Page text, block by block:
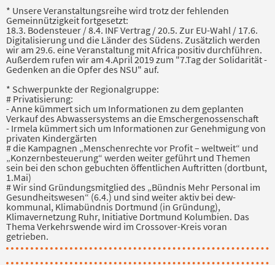
* Unsere Veranstaltungsreihe wird trotz der fehlenden
Gemeinnützigkeit fortgesetzt:
18.3. Bodensteuer / 8.4. INF Vertrag / 20.5. Zur EU-Wahl / 17.6.
Digitalisierung und die Länder des Südens. Zusätzlich werden
wir am 29.6. eine Veranstaltung mit Africa positiv durchführen.
Außerdem rufen wir am 4.April 2019 zum "7.Tag der Solidarität -
Gedenken an die Opfer des NSU" auf.
* Schwerpunkte der Regionalgruppe:
# Privatisierung:
- Anne kümmert sich um Informationen zu dem geplanten
Verkauf des Abwassersystems an die Emschergenossenschaft
- Irmela kümmert sich um Informationen zur Genehmigung von
privaten Kindergärten
# die Kampagnen „Menschenrechte vor Profit – weltweit“ und
„Konzernbesteuerung“ werden weiter geführt und Themen
sein bei den schon gebuchten öffentlichen Auftritten (dortbunt,
1.Mai)
# Wir sind Gründungsmitglied des „Bündnis Mehr Personal im
Gesundheitswesen“ (6.4.) und sind weiter aktiv bei dew-
kommunal, Klimabündnis Dortmund (in Gründung),
Klimavernetzung Ruhr, Initiative Dortmund Kolumbien. Das
Thema Verkehrswende wird im Crossover-Kreis voran
getrieben.